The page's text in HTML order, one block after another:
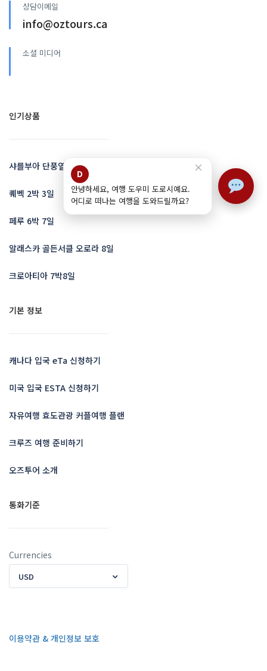
상담이메일
info@oztours.ca
소셜 미디어
인기상품
샤를부아 단풍열차 5일
퀘벡 2박 3일
페루 6박 7일
알래스카 골든서클 오로라 8일
크로아티아 7박8일
기본 정보
캐나다 입국 eTa 신청하기
미국 입국 ESTA 신청하기
자유여행 효도관광 커플여행 플랜
크루즈 여행 준비하기
오즈투어 소개
통화기준
Currencies
USD
이용약관 & 개인정보 보호
D
안녕하세요, 여행 도우미 도로시예요.
어디로 떠나는 여행을 도와드릴까요?
×